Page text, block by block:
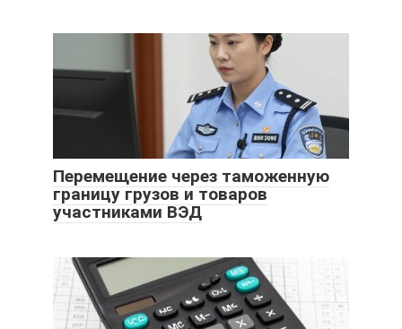
Перемещение через таможенную
границу грузов и товаров
участниками ВЭД